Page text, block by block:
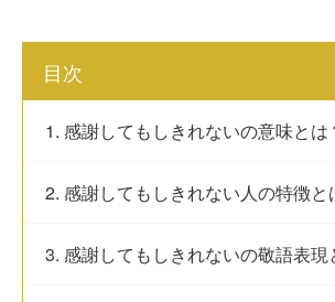
目次
1. 感謝してもしきれないの意味とは
2. 感謝してもしきれない人の特徴と
3. 感謝してもしきれないの敬語表現